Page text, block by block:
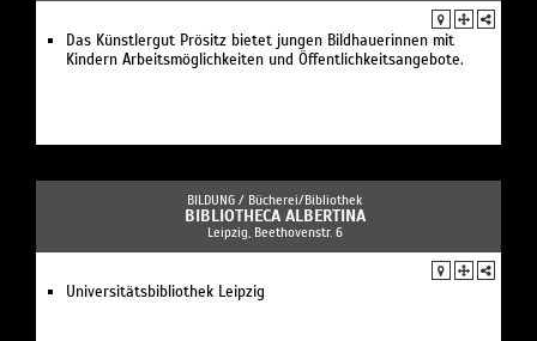
Das Künstlergut Prösitz bietet jungen Bildhauerinnen mit
Kindern Arbeitsmöglichkeiten und Öffentlichkeitsangebote.
BILDUNG / Bücherei/Bibliothek
BIBLIOTHECA ALBERTINA
Leipzig, Beethovenstr. 6
Universitätsbibliothek Leipzig